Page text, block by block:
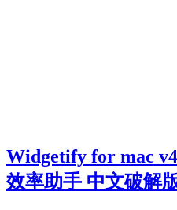
Widgetify for mac
效率助手 中文破解